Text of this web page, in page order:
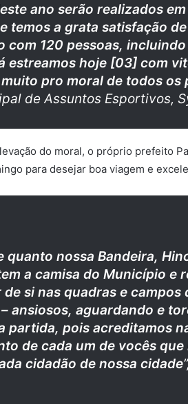
ano serão realizados
temos a grata satisfação
com 120 pessoas,
estreamos hoje [03] com
pro moral de todos os
de Assuntos Esportivos,
do moral, o próprio prefeito
para desejar boa viagem e
quanto nossa Bandeira,
a camisa do Município e
si nas quadras e campos
ansiosos, aguardando e
partida, pois acreditamos
de cada um de vocês
cidadão de nossa cidade